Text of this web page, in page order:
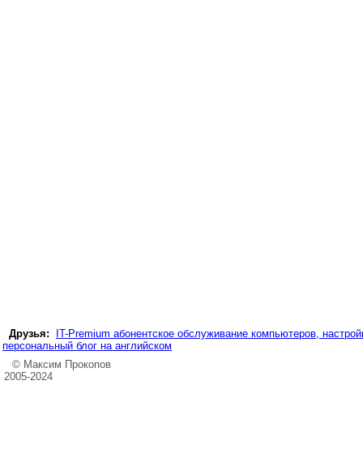
Друзья:
IT-Premium абонентское обслуживание компьютеров,
персональный блог на английском
© Максим Прокопов
2005-2024